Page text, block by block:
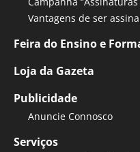
Vantagens de ser
Feira do Ensino e
Loja da Gazeta
Publicidade
Anuncie Connosco
Serviços